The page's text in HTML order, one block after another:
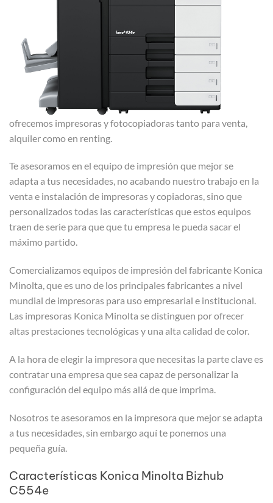
ofrecemos impresoras y fotocopiadoras tanto para venta,
alquiler como en renting.
Te asesoramos en el equipo de impresión que mejor se
adapta a tus necesidades, no acabando nuestro trabajo en la
venta e instalación de impresoras y copiadoras, sino que
personalizados todas las características que estos equipos
traen de serie para que que tu empresa le pueda sacar el
máximo partido.
Comercializamos equipos de impresión del fabricante Konica
Minolta, que es uno de los principales fabricantes a nivel
mundial de impresoras para uso empresarial e institucional.
Las impresoras Konica Minolta se distinguen por ofrecer
altas prestaciones tecnológicas y una alta calidad de color.
A la hora de elegir la impresora que necesitas la parte clave es
contratar una empresa que sea capaz de personalizar la
configuración del equipo más allá de que imprima.
Nosotros te asesoramos en la impresora que mejor se adapta
a tus necesidades, sin embargo aquí te ponemos una
pequeña guía.
Características Konica Minolta Bizhub
C554e